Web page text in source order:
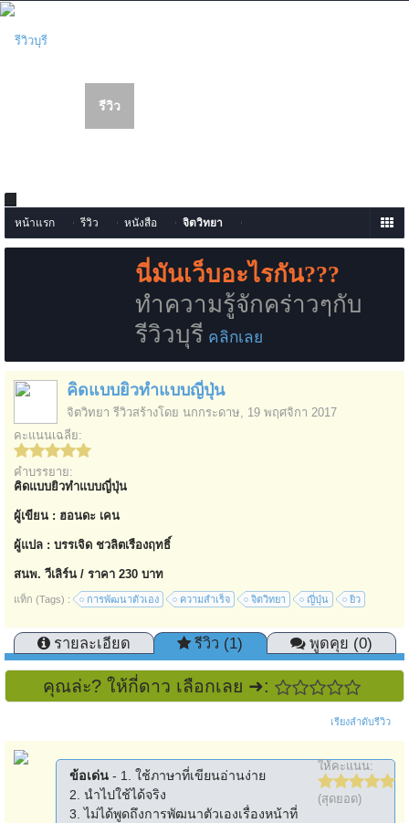
หน้าแรก รีวิว หนังสือ จิตวิทยา
นี่มันเว็บอะไรกัน???
ทำความรู้จักคร่าวๆกับ
รีวิวบุรี คลิกเลย
คิดแบบยิวทำแบบญี่ปุ่น
จิตวิทยา รีวิวสร้างโดย นกกระดาษ, 19 พฤศจิกา 2017
คะแนนเฉลี่ย:
คำบรรยาย:
คิดแบบยิวทำแบบญี่ปุ่น
ผู้เขียน : ฮอนดะ เคน
ผู้แปล : บรรเจิด ชวลิตเรืองฤทธิ์
สนพ. วีเลิร์น / ราคา 230 บาท
แท็ก (Tags) : การพัฒนาตัวเอง ความสำเร็จ จิตวิทยา ญี่ปุ่น ยิว
รายละเอียด รีวิว (1) พูดคุย (0)
คุณล่ะ? ให้กี่ดาว เลือกเลย ➜:
เรียงลำดับรีวิว
ให้คะแนน:
(สุดยอด)
ข้อเด่น - 1. ใช้ภาษาที่เขียนอ่านง่าย
2. นำไปใช้ได้จริง
3. ไม่ได้พูดถึงการพัฒนาตัวเองเรื่องหน้าที่
รีวิว